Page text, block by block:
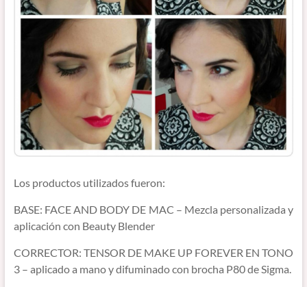
Los productos utilizados fueron:
BASE: FACE AND BODY DE MAC – Mezcla personalizada y
aplicación con Beauty Blender
CORRECTOR: TENSOR DE MAKE UP FOREVER EN TONO
3 – aplicado a mano y difuminado con brocha P80 de Sigma.